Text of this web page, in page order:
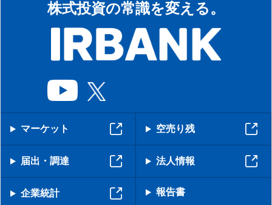
株式投資の常識を変える。
マーケット 空売り残
届出・調達 法人情報
企業統計 報告書